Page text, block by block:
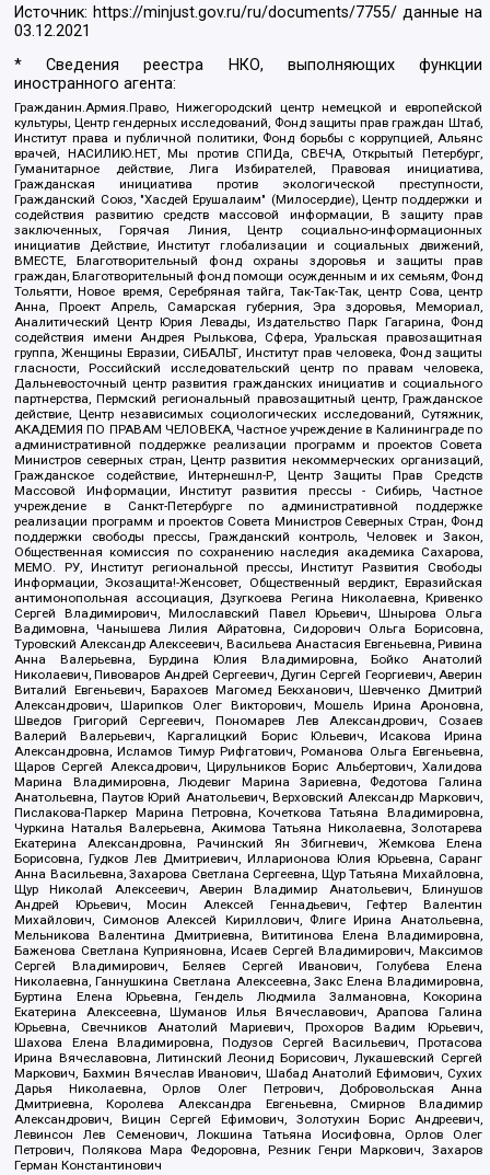
Источник: https://minjust.gov.ru/ru/documents/7755/ данные на
03.12.2021
* Сведения реестра НКО, выполняющих функции
иностранного агента:
Гражданин.Армия.Право, Нижегородский центр немецкой и европейской
культуры, Центр гендерных исследований, Фонд защиты прав граждан Штаб,
Институт права и публичной политики, Фонд борьбы с коррупцией, Альянс
врачей, НАСИЛИЮ.НЕТ, Мы против СПИДа, СВЕЧА, Открытый Петербург,
Гуманитарное действие, Лига Избирателей, Правовая инициатива,
Гражданская инициатива против экологической преступности,
Гражданский Союз, "Хасдей Ерушалаим" (Милосердие), Центр поддержки и
содействия развитию средств массовой информации, В защиту прав
заключенных, Горячая Линия, Центр социально-информационных
инициатив Действие, Институт глобализации и социальных движений,
ВМЕСТЕ, Благотворительный фонд охраны здоровья и защиты прав
граждан, Благотворительный фонд помощи осужденным и их семьям, Фонд
Тольятти, Новое время, Серебряная тайга, Так-Так-Так, центр Сова, центр
Анна, Проект Апрель, Самарская губерния, Эра здоровья, Мемориал,
Аналитический Центр Юрия Левады, Издательство Парк Гагарина, Фонд
содействия имени Андрея Рылькова, Сфера, Уральская правозащитная
группа, Женщины Евразии, СИБАЛЬТ, Институт прав человека, Фонд защиты
гласности, Российский исследовательский центр по правам человека,
Дальневосточный центр развития гражданских инициатив и социального
партнерства, Пермский региональный правозащитный центр, Гражданское
действие, Центр независимых социологических исследований, Сутяжник,
АКАДЕМИЯ ПО ПРАВАМ ЧЕЛОВЕКА, Частное учреждение в Калининграде по
административной поддержке реализации программ и проектов Совета
Министров северных стран, Центр развития некоммерческих организаций,
Гражданское содействие, Интернешнл-Р, Центр Защиты Прав Средств
Массовой Информации, Институт развития прессы - Сибирь, Частное
учреждение в Санкт-Петербурге по административной поддержке
реализации программ и проектов Совета Министров Северных Стран, Фонд
поддержки свободы прессы, Гражданский контроль, Человек и Закон,
Общественная комиссия по сохранению наследия академика Сахарова,
МЕМО. РУ, Институт региональной прессы, Институт Развития Свободы
Информации, Экозащита!-Женсовет, Общественный вердикт, Евразийская
антимонопольная ассоциация, Дзугкоева Регина Николаевна, Кривенко
Сергей Владимирович, Милославский Павел Юрьевич, Шнырова Ольга
Вадимовна, Чанышева Лилия Айратовна, Сидорович Ольга Борисовна,
Туровский Александр Алексеевич, Васильева Анастасия Евгеньевна, Ривина
Анна Валерьевна, Бурдина Юлия Владимировна, Бойко Анатолий
Николаевич, Пивоваров Андрей Сергеевич, Дугин Сергей Георгиевич, Аверин
Виталий Евгеньевич, Барахоев Магомед Бекханович, Шевченко Дмитрий
Александрович, Шарипков Олег Викторович, Мошель Ирина Ароновна,
Шведов Григорий Сергеевич, Пономарев Лев Александрович, Созаев
Валерий Валерьевич, Каргалицкий Борис Юльевич, Исакова Ирина
Александровна, Исламов Тимур Рифгатович, Романова Ольга Евгеньевна,
Щаров Сергей Алексадрович, Цирульников Борис Альбертович, Халидова
Марина Владимировна, Людевиг Марина Зариевна, Федотова Галина
Анатольевна, Паутов Юрий Анатольевич, Верховский Александр Маркович,
Пислакова-Паркер Марина Петровна, Кочеткова Татьяна Владимировна,
Чуркина Наталья Валерьевна, Акимова Татьяна Николаевна, Золотарева
Екатерина Александровна, Рачинский Ян Збигневич, Жемкова Елена
Борисовна, Гудков Лев Дмитриевич, Илларионова Юлия Юрьевна, Саранг
Анна Васильевна, Захарова Светлана Сергеевна, Щур Татьяна Михайловна,
Щур Николай Алексеевич, Аверин Владимир Анатольевич, Блинушов
Андрей Юрьевич, Мосин Алексей Геннадьевич, Гефтер Валентин
Михайлович, Симонов Алексей Кириллович, Флиге Ирина Анатольевна,
Мельникова Валентина Дмитриевна, Вититинова Елена Владимировна,
Баженова Светлана Куприяновна, Исаев Сергей Владимирович, Максимов
Сергей Владимирович, Беляев Сергей Иванович, Голубева Елена
Николаевна, Ганнушкина Светлана Алексеевна, Закс Елена Владимировна,
Буртина Елена Юрьевна, Гендель Людмила Залмановна, Кокорина
Екатерина Алексеевна, Шуманов Илья Вячеславович, Арапова Галина
Юрьевна, Свечников Анатолий Мариевич, Прохоров Вадим Юрьевич,
Шахова Елена Владимировна, Подузов Сергей Васильевич, Протасова
Ирина Вячеславовна, Литинский Леонид Борисович, Лукашевский Сергей
Маркович, Бахмин Вячеслав Иванович, Шабад Анатолий Ефимович, Сухих
Дарья Николаевна, Орлов Олег Петрович, Добровольская Анна
Дмитриевна, Королева Александра Евгеньевна, Смирнов Владимир
Александрович, Вицин Сергей Ефимович, Золотухин Борис Андреевич,
Левинсон Лев Семенович, Локшина Татьяна Иосифовна, Орлов Олег
Петрович, Полякова Мара Федоровна, Резник Генри Маркович, Захаров
Герман Константинович